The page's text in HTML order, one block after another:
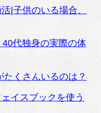
|子供のいる場合、
代独身の実際の体
くさんいるのは？
イスブックを使う